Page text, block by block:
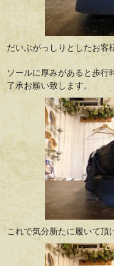
だいぶがっしりとしたお客
ソールに厚みがあると歩行
了承お願い致します。
これで気分新たに履いて頂